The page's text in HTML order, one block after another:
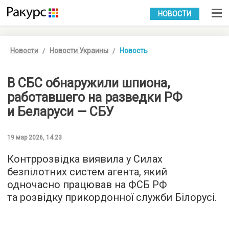
УКР РУС
НОВОСТИ
Новости Новости Украины Новость
В СБС обнаружили шпиона,
работавшего на разведки РФ
и Беларуси — СБУ
19 мар 2026, 14:23
Контррозвідка виявила у Силах
безпілотних систем агента, який
одночасно працював на ФСБ РФ
та розвідку прикордонної служби Білорусі.